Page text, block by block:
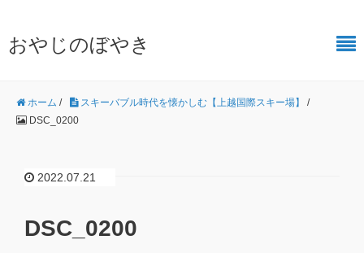
おやじのぼやき
ホーム / スキーバブル時代を懐かしむ【上越国際スキー場】
/
DSC_0200
2022.07.21
DSC_0200